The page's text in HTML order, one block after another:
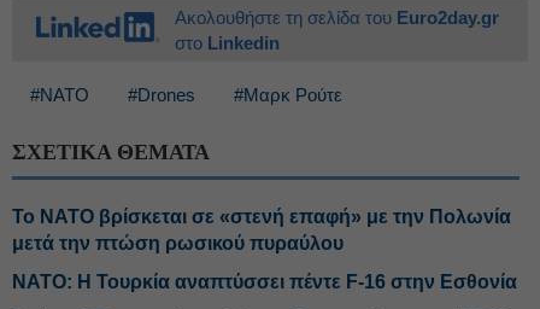
Ακολουθήστε τη σελίδα του Euro2day.gr
στο Linkedin
#ΝΑΤΟ #Drones #Μαρκ Ρούτε
ΣΧΕΤΙΚΑ ΘΕΜΑΤΑ
Το ΝΑΤΟ βρίσκεται σε «στενή επαφή» με την Πολωνία
μετά την πτώση ρωσικού πυραύλου
ΝΑΤΟ: Η Τουρκία αναπτύσσει πέντε F-16 στην Εσθονία